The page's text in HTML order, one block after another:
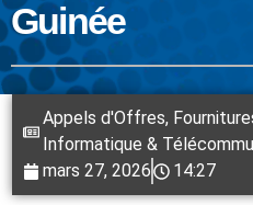
Guinée
Appels d'Offres,
Informatique &
mars 27, 2026
14:27